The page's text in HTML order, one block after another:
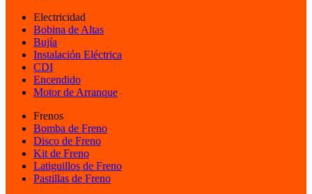
Electricidad
Bobina de Altas
Bujía
Instalación Eléctrica
CDI
Encendido
Motor de Arranque
Frenos
Bomba de Freno
Disco de Freno
Kit de Freno
Latiguillos de Freno
Pastillas de Freno